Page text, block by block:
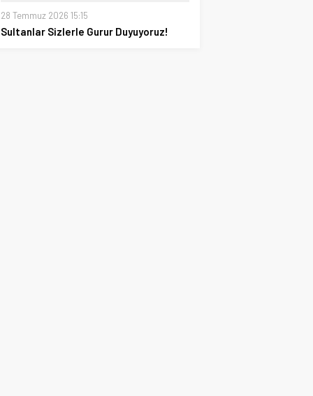
28 Temmuz 2026 15:15
Sultanlar Sizlerle Gurur Duyuyoruz!